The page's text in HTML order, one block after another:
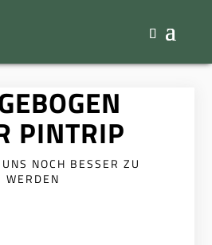
PINTRIP
NOCH BESSER ZU
WERDEN